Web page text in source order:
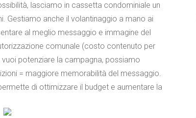
lasciamo in cassetta condominiale un
Gestiamo anche il volantinaggio a mano ai
al meglio messaggio e immagine del
comunale (costo contenuto per
potenziare la campagna, possiamo
= maggiore memorabilità del messaggio.
di ottimizzare il budget e aumentare la